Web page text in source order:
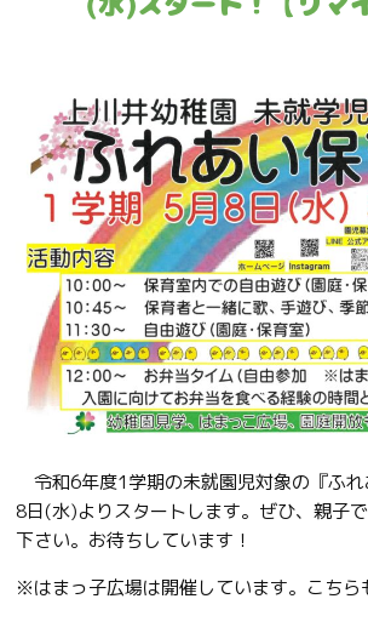
令和6年度1学期の未就園児対象の『ふ
8日(水)よりスタートします。ぜひ、親子
下さい。お待ちしています！
※はまっ子広場は開催しています。こちら